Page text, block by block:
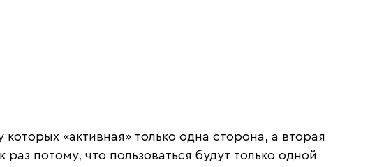
«активная» только одна сторона, а вторая
потому, что пользоваться будут только одной